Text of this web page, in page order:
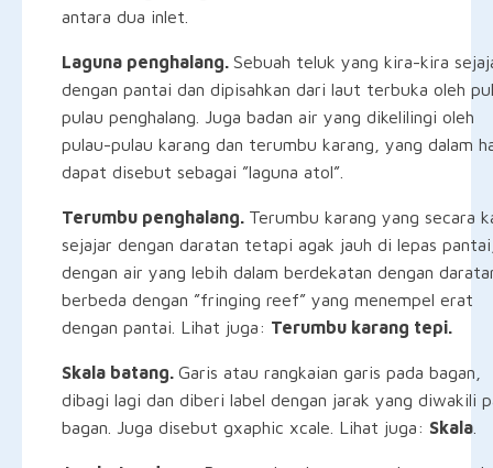
antara dua inlet.
Laguna penghalang. Sebuah teluk yang kira-kira
dengan pantai dan dipisahkan dari laut terbuka oleh
pulau penghalang. Juga badan air yang dikelilingi oleh
pulau-pulau karang dan terumbu karang, yang dalam
dapat disebut sebagai ”laguna atol”.
Terumbu penghalang. Terumbu karang yang secara
sejajar dengan daratan tetapi agak jauh di lepas
dengan air yang lebih dalam berdekatan dengan
berbeda dengan ”fringing reef” yang menempel erat
dengan pantai. Lihat juga: Terumbu karang tepi.
Skala batang. Garis atau rangkaian garis pada bagan,
dibagi lagi dan diberi label dengan jarak yang diwakili
bagan. Juga disebut gxaphic xcale. Lihat juga: Skala